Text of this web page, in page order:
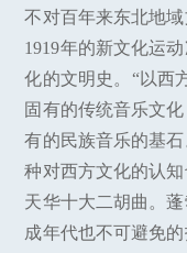
不对百年来东北地
1919年的新文化运
化的文明史。“以西
固有的传统音乐文
有的民族音乐的基
种对西方文化的认
天华十大二胡曲。
成年代也不可避免